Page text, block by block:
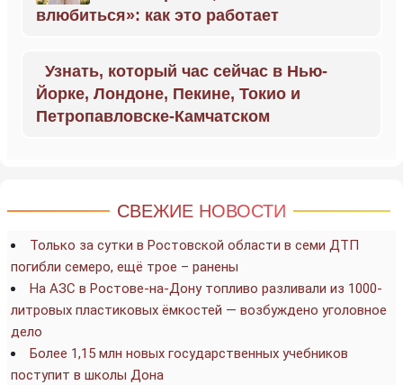
влюбиться»: как это работает
Узнать, который час сейчас в Нью-
Йорке, Лондоне, Пекине, Токио и
Петропавловске-Камчатском
СВЕЖИЕ НОВОСТИ
Только за сутки в Ростовской области в семи ДТП
погибли семеро, ещё трое – ранены
На АЗС в Ростове-на-Дону топливо разливали из 1000-
литровых пластиковых ёмкостей — возбуждено уголовное
дело
Более 1,15 млн новых государственных учебников
поступит в школы Дона